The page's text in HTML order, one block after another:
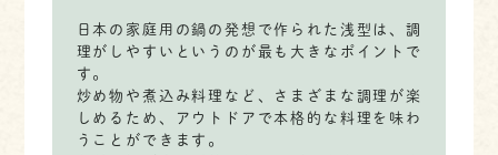
日本の家庭用の鍋の発想で作られた浅型は、調
理がしやすいというのが最も大きなポイントで
す。
炒め物や煮込み料理など、さまざまな調理が楽
しめるため、アウトドアで本格的な料理を味わ
うことができます。